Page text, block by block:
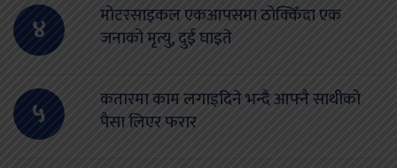
४
मोटरसाइकल एकआपसमा ठोक्किँदा एक
जनाको मृत्यु, दुई घाइते
५
कतारमा काम लगाइदिने भन्दै आफ्नै साथीको
पैसा लिएर फरार